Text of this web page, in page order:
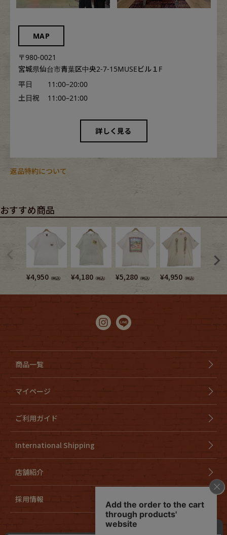
MAP
〒980-0021
宮城県仙台市青葉区中央2-7-15MUSEビル１F
平日
11:00–20:00
土日祝
11:00–21:00
詳しく見る
返品特約について
おすすめ商品
¥4,950 （税込） ¥4,180 （税込） ¥5,280 （税込） ¥4,950 （税込）
商品一覧
マイページ
ご利用ガイド
International Shipping
店舗紹介
採用情報